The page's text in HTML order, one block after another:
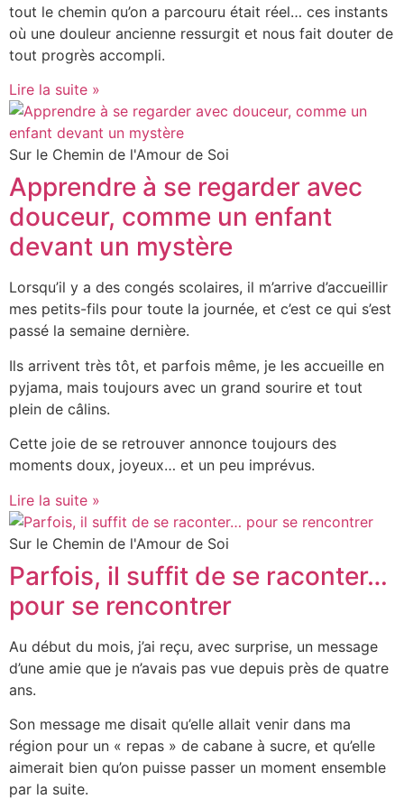
tout le chemin qu’on a parcouru était réel… ces instants
où une douleur ancienne ressurgit et nous fait douter de
tout progrès accompli.
Lire la suite »
Sur le Chemin de l'Amour de Soi
Apprendre à se regarder avec
douceur, comme un enfant
devant un mystère
Lorsqu’il y a des congés scolaires, il m’arrive d’accueillir
mes petits-fils pour toute la journée, et c’est ce qui s’est
passé la semaine dernière.
Ils arrivent très tôt, et parfois même, je les accueille en
pyjama, mais toujours avec un grand sourire et tout
plein de câlins.
Cette joie de se retrouver annonce toujours des
moments doux, joyeux… et un peu imprévus.
Lire la suite »
Sur le Chemin de l'Amour de Soi
Parfois, il suffit de se raconter…
pour se rencontrer
Au début du mois, j’ai reçu, avec surprise, un message
d’une amie que je n’avais pas vue depuis près de quatre
ans.
Son message me disait qu’elle allait venir dans ma
région pour un « repas » de cabane à sucre, et qu’elle
aimerait bien qu’on puisse passer un moment ensemble
par la suite.